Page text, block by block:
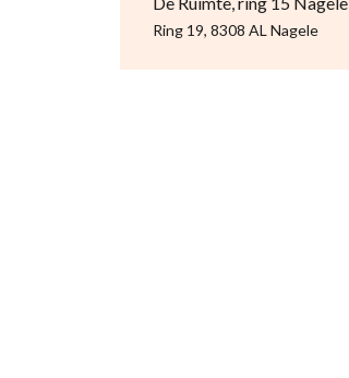
Ring 19, 8308 AL Nagele